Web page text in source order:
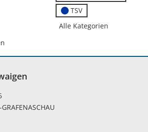
TSV
Alle Kategorien